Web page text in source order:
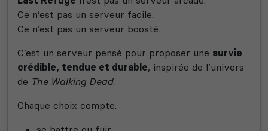
Ce n’est pas un serveur facile.
Ce n’est pas un serveur boosté.
C’est un serveur pensé pour proposer une survie
crédible, tendue et durable, inspirée de l’univers
de The Walking Dead.
Chaque choix compte: